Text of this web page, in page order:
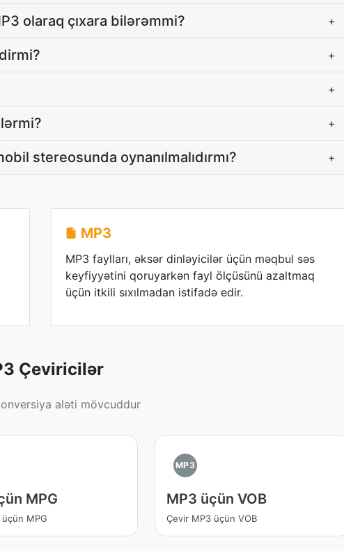
olaraq çıxara bilərəmmi? +
+
+
+
stereosunda oynanılmalıdırmı? +
MP3
MP3 faylları, əksər dinləyicilər üçün məqbul səs
keyfiyyətini qoruyarkən fayl ölçüsünü azaltmaq
üçün itkili sıxılmadan istifadə edir.
Çeviricilər
aləti mövcuddur
MPG
MPG
MP3
MP3 üçün VOB
Çevir MP3 üçün VOB